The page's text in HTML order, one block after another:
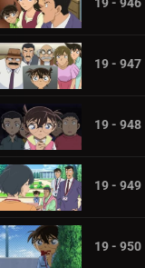
19 - 946
19 - 947
19 - 948
19 - 949
19 - 950